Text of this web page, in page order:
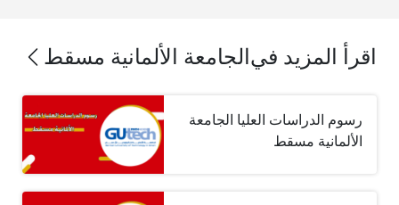
اقرأ المزيد في الجامعة الألمانية مسقط
رسوم الدراسات العليا الجامعة
الألمانية مسقط